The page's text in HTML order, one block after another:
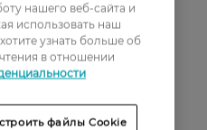
нашего веб-сайта и
использовать наш
узнать больше об
в отношении
файлы Cookie